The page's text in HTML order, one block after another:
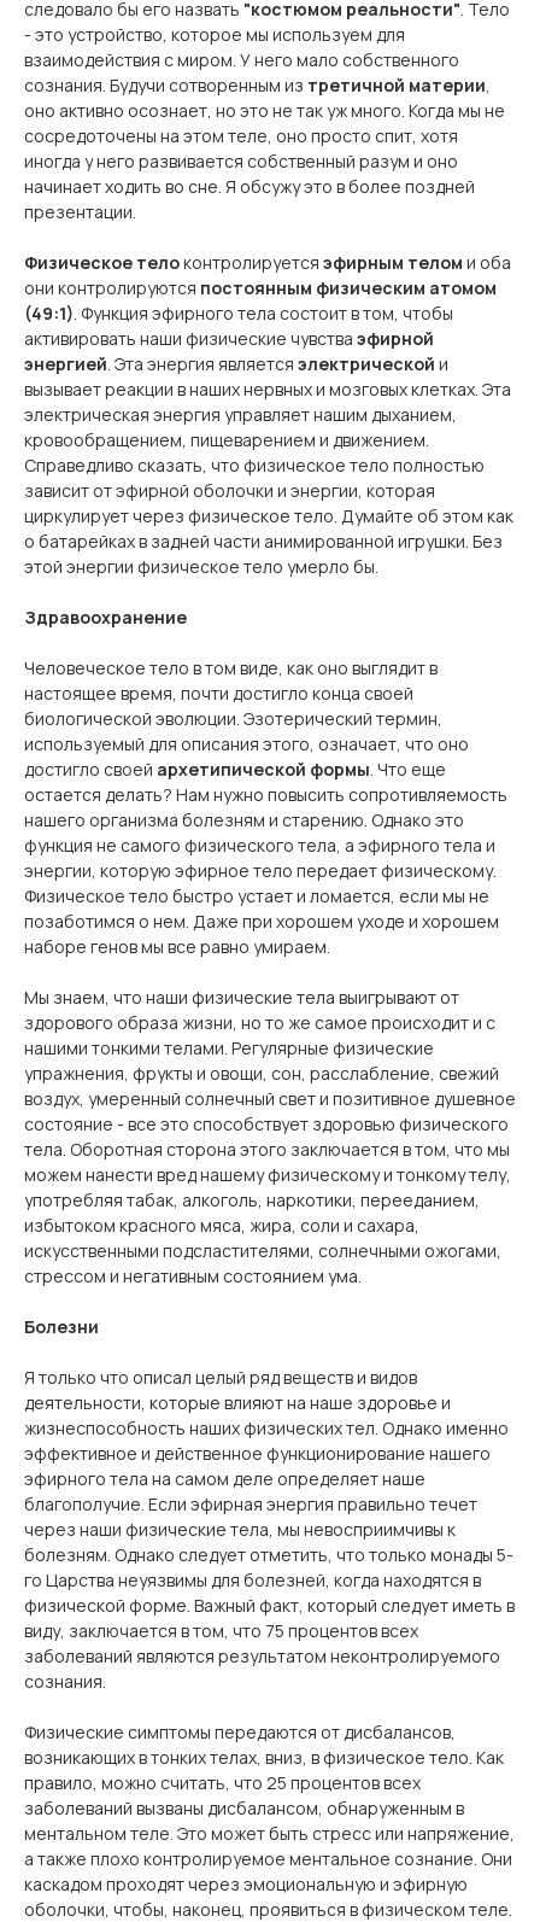
следовало бы его назвать "костюмом реальности" . Тело
- это устройство, которое мы используем для
взаимодействия с миром. У него мало собственного
сознания. Будучи сотворенным из третичной материи
оно активно осознает, но это не так уж много. Когда мы не
сосредоточены на этом теле, оно просто спит, хотя
иногда у него развивается собственный разум и оно
начинает ходить во сне. Я обсужу это в более поздней
презентации.
Физическое телоконтролируется эфирным телом и оба
они контролируются постоянным физическим атомом
(49:1) . Функция эфирного тела состоит в том, чтобы
активировать наши физические чувства эфирной
энергией . Эта энергия является электрической и
вызывает реакции в наших нервных и мозговых клетках. Эта
электрическая энергия управляет нашим дыханием,
кровообращением, пищеварением и движением.
Справедливо сказать, что физическое тело полностью
зависит от эфирной оболочки и энергии, которая
циркулирует через физическое тело. Думайте об этом как
о батарейках в задней части анимированной игрушки. Без
этой энергии физическое тело умерло бы.
Здравоохранение
Человеческое тело в том виде, как оно выглядит в
настоящее время, почти достигло конца своей
биологической эволюции. Эзотерический термин,
используемый для описания этого, означает, что оно
достигло своей архетипической формы . Что еще
остается делать? Нам нужно повысить сопротивляемость
нашего организма болезням и старению. Однако это
функция не самого физического тела, а эфирного тела и
энергии, которую эфирное тело передает физическому.
Физическое тело быстро устает и ломается, если мы не
позаботимся о нем. Даже при хорошем уходе и хорошем
наборе генов мы все равно умираем.
Мы знаем, что наши физические тела выигрывают от
здорового образа жизни, но то же самое происходит и с
нашими тонкими телами. Регулярные физические
упражнения, фрукты и овощи, сон, расслабление, свежий
воздух, умеренный солнечный свет и позитивное душевное
состояние - все это способствует здоровью физического
тела. Оборотная сторона этого заключается в том, что мы
можем нанести вред нашему физическому и тонкому телу,
употребляя табак, алкоголь, наркотики, перееданием,
избытоком красного мяса, жира, соли и сахара,
искусственными подсластителями, солнечными ожогами,
стрессом и негативным состоянием ума.
Болезни
Я только что описал целый ряд веществ и видов
деятельности, которые влияют на наше здоровье и
жизнеспособность наших физических тел. Однако именно
эффективное и действенное функционирование нашего
эфирного тела на самом деле определяет наше
благополучие. Если эфирная энергия правильно течет
через наши физические тела, мы невосприимчивы к
болезням. Однако следует отметить, что только монады 5-
го Царства неуязвимы для болезней, когда находятся в
физической форме. Важный факт, который следует иметь в
виду, заключается в том, что 75 процентов всех
заболеваний являются результатом неконтролируемого
сознания.
Физические симптомы передаются от дисбалансов,
возникающих в тонких телах, вниз, в физическое тело. Как
правило, можно считать, что 25 процентов всех
заболеваний вызваны дисбалансом, обнаруженным в
ментальном теле. Это может быть стресс или напряжение,
а также плохо контролируемое ментальное сознание. Они
каскадом проходят через эмоциональную и эфирную
оболочки, чтобы, наконец, проявиться в физическом теле.